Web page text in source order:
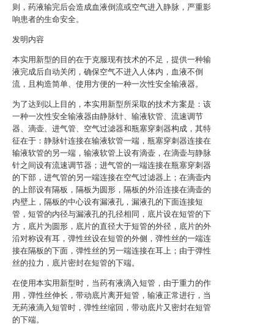
则，药液输完后会造成血液倒流或空气进入静脉，严重影
响患者的生命安全。
发明内容
本实用新型的目的在于克服现有技术的不足，提供一种输
液完成后自动关闭，确保空气不进入人体内，血液不倒
流，且构造简单、使用方便的一种一次性安全输液器。
为了达到以上目的，本实用新型所采取的技术方案是：该
一种一次性安全输液器由静脉针、输液软管、流速调节
器、滴壶、进气管、空气过滤器和瓶塞穿刺器构成，其特
征在于：静脉针连接在输液软管一端，瓶塞穿刺器连接在
输液软管的另一端，输液软管上设有滴壶，在滴壶与静脉
针之间设有流速调节器；进气管的一端连接在瓶塞穿刺器
的下部，进气管的另一端连接在空气过滤器上；在滴壶内
的上部设有隔板，隔板为圆形，隔板的外沿连接在滴壶的
内壁上，隔板的中心设有漏液孔，漏液孔的下面连接短
管，短管的内径与漏液孔的孔径相同，底片设在短管的下
方，底片为圆形，底片的直径大于短管的外径，底片的外
沿对称设有耳，弹性丝设在短管的外侧，弹性丝的一端连
接在隔板的下面，弹性丝的另一端连接在耳上；由于弹性
丝的拉力，底片密封在短管的下端。
在使用本实用新型时，当药有液滴入短管，由于重力的作
用，弹性丝伸长，带动底片离开短管，输液正常进行，当
无药液滴入短管时，弹性丝缩回，带动底片又密封在短管
的下端。